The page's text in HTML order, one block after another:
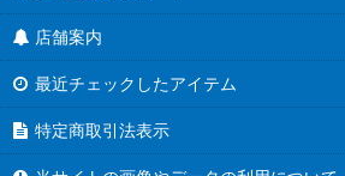
店舗案内
最近チェックしたアイテム
特定商取引法表示